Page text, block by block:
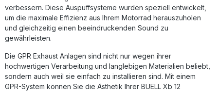
Drehmoment und Klangbild Leichte Edelstahlkonstruktion
für geringeres Gewicht Hergestellt in Italien – hohe Qualität
durch DIN-zertifizierte Produktion Einfache Montage durch
fahrzeugspezifische Halterungen und Zubehör
Lieferumfang: GPR Deeptone Inox Dual homologated Slip-
Verbindungsrohre (Link Pipes) Fahrzeugspezifische
Halterungen und Montagematerial
verbessern. Diese Auspuffsysteme wurden speziell entwickelt,
um die maximale Effizienz aus Ihrem Motorrad herauszuholen
und gleichzeitig einen beeindruckenden Sound zu
gewährleisten.
Die GPR Exhaust Anlagen sind nicht nur wegen ihrer
hochwertigen Verarbeitung und langlebigen Materialien beliebt,
sondern auch weil sie einfach zu installieren sind. Mit einem
GPR-System können Sie die Ästhetik Ihrer BUELL Xb 12